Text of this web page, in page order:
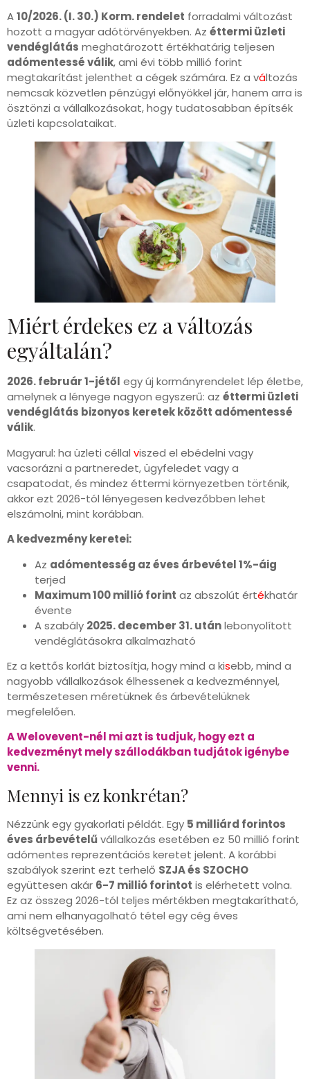
A10/2026. (I. 30.) Korm. rendelet forradalmi változást
hozott a magyar adótörvényekben. Az éttermi üzleti
vendéglátás meghatározott értékhatárig teljesen
adómentessé válik, ami évi több millió forint
megtakarítást jelenthet a cégek számára. Ez a változás
nemcsak közvetlen pénzügyi előnyökkel jár, hanem arra is
ösztönzi a vállalkozásokat, hogy tudatosabban építsék
üzleti kapcsolataikat.
Miért érdekes ez a változás
egyáltalán?
2026. február 1-jétől egy új kormányrendelet lép életbe,
amelynek a lényege nagyon egyszerű: az éttermi üzleti
vendéglátás bizonyos keretek között adómentessé
válik.
Magyarul: ha üzleti céllal viszed el ebédelni vagy
vacsorázni a partneredet, ügyfeledet vagy a
csapatodat, és mindez éttermi környezetben történik,
akkor ezt 2026-tól lényegesen kedvezőbben lehet
elszámolni, mint korábban.
A kedvezmény keretei:
Az adómentesség az éves árbevétel 1%-áig
terjed
Maximum 100 millió forint az abszolút értékhatár
évente
A szabály 2025. december 31. utánlebonyolított
vendéglátásokra alkalmazható
Ez a kettős korlát biztosítja, hogy mind a kisebb, mind a
nagyobb vállalkozások élhessenek a kedvezménnyel,
természetesen méretüknek és árbevételüknek
megfelelően.
A Welovevent-nél mi azt is tudjuk, hogy ezt a
kedvezményt mely szállodákban tudjátok igénybe
venni.
Mennyi is ez konkrétan?
Nézzünk egy gyakorlati példát. Egy 5 milliárd forintos
éves árbevételűvállalkozás esetében ez 50 millió forint
adómentes reprezentációs keretet jelent. A korábbi
szabályok szerint ezt terhelő SZJA és SZOCHO
együttesen akár 6-7 millió forintot is elérhetett volna.
Ez az összeg 2026-tól teljes mértékben megtakarítható,
ami nem elhanyagolható tétel egy cég éves
költségvetésében.